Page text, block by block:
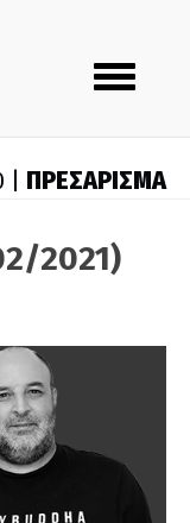
Toggle
navigation
| ΠΡΕΣΑΡΙΣΜΑ
2021)